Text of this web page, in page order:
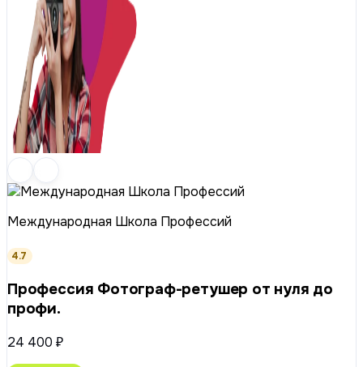
Международная Школа Профессий
4.7
Профессия Фотограф-ретушер от нуля до
профи.
24 400 ₽